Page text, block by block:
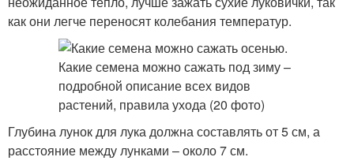
как они легче переносят колебания температур.
Глубина лунок для лука должна составлять от 5 см, а
расстояние между лунками – около 7 см.